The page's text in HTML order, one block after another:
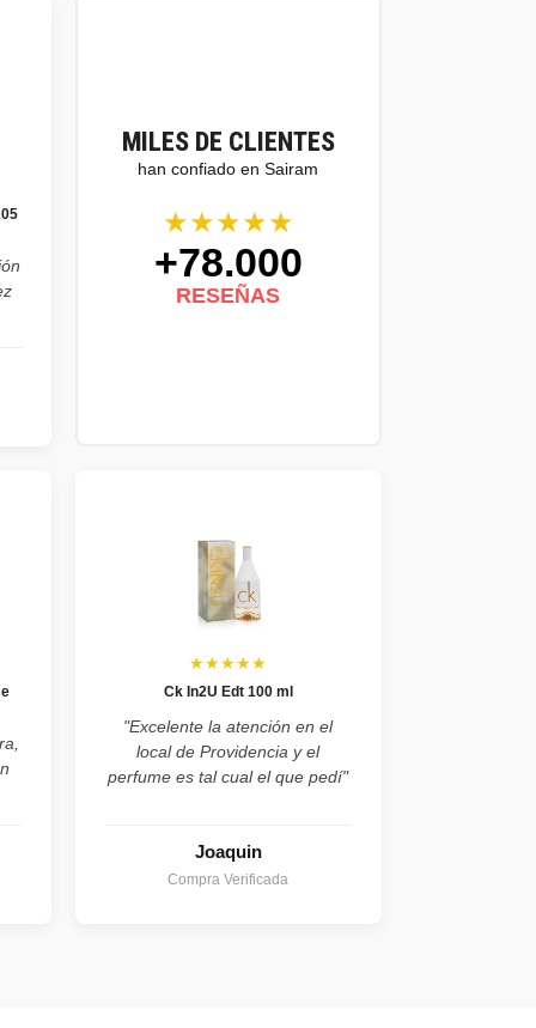
MILES DE CLIENTES
han confiado en Sairam
★★★★★
+78.000
RESEÑAS
★★★★★
Ck In2U Edt 100 ml
"Excelente la atención en el
local de Providencia y el
perfume es tal cual el que pedí"
Joaquin
Compra Verificada